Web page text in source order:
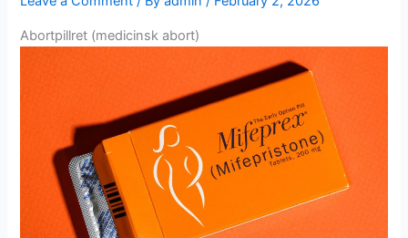
Abortpillret (medicinsk abort)